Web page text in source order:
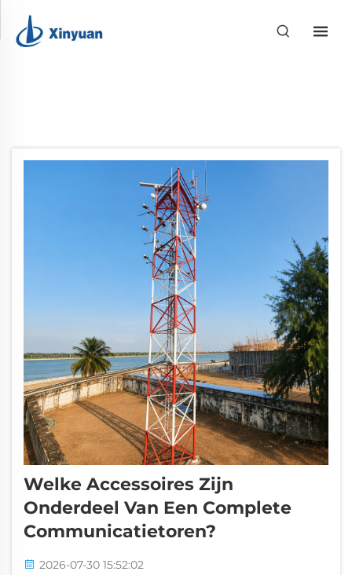
Welke Accessoires Zijn
Onderdeel Van Een Complete
Communicatietoren?
2026-07-30 15:52:02